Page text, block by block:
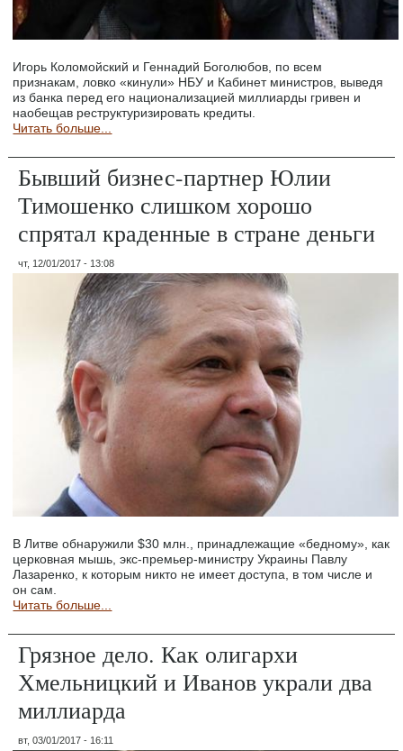
Игорь Коломойский и Геннадий Боголюбов, по всем
признакам, ловко «кинули» НБУ и Кабинет министров, выведя
из банка перед его национализацией миллиарды гривен и
наобещав реструктуризировать кредиты.
Читать больше...
Бывший бизнес-партнер Юлии
Тимошенко слишком хорошо
спрятал краденные в стране деньги
чт, 12/01/2017 - 13:08
В Литве обнаружили $30 млн., принадлежащие «бедному», как
церковная мышь, экс-премьер-министру Украины Павлу
Лазаренко, к которым никто не имеет доступа, в том числе и
он сам.
Читать больше...
Грязное дело. Как олигархи
Хмельницкий и Иванов украли два
миллиарда
вт, 03/01/2017 - 16:11